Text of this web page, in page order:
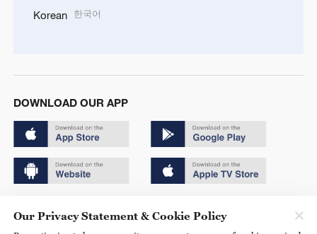
Korean 한국어
DOWNLOAD OUR APP
京ICP备20000184号
Our Privacy Statement & Cookie Policy